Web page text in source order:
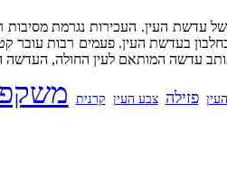
עדשת העין. העכירות נגרמת מסיבות
בעדשת העין. פעמים רבות עובר
עדשה המותאם לעין החולה, העדשה
פזילה צבע העין קרנית